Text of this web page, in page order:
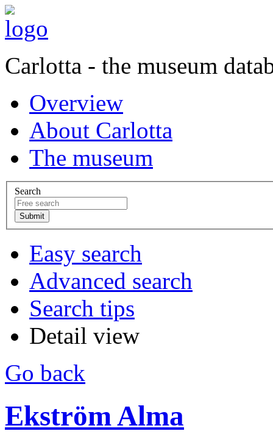
Carlotta - the museum
Overview
About Carlotta
The museum
Search
Easy search
Advanced search
Search tips
Detail view
Go back
Ekström Alma